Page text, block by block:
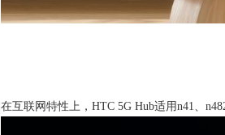
在互联网特性上，HTC 5G Hub适用n41、